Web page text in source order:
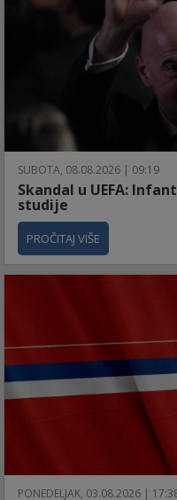
SUBOTA, 08.08.2026 | 09:19
Skandal u UEFA:
studije
PROČITAJ VIŠE
PONEDELJAK, 03.08.2026 |